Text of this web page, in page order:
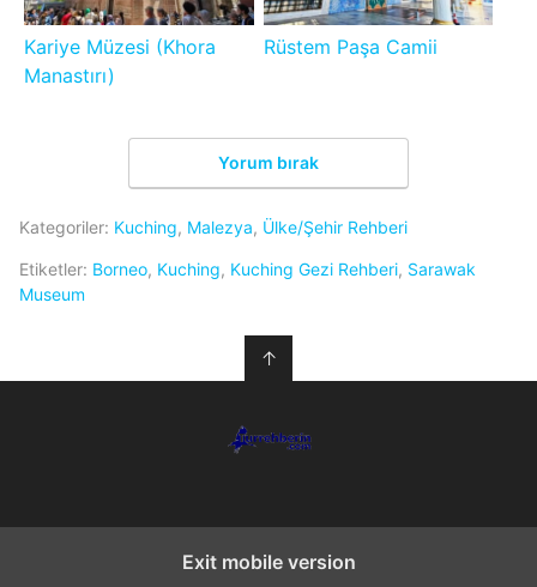
Kariye Müzesi (Khora
Manastırı)
Rüstem Paşa Camii
Yorum bırak
Kategoriler: Kuching, Malezya, Ülke/Şehir Rehberi
Etiketler: Borneo, Kuching, Kuching Gezi Rehberi, Sarawak
Museum
↑
Exit mobile version